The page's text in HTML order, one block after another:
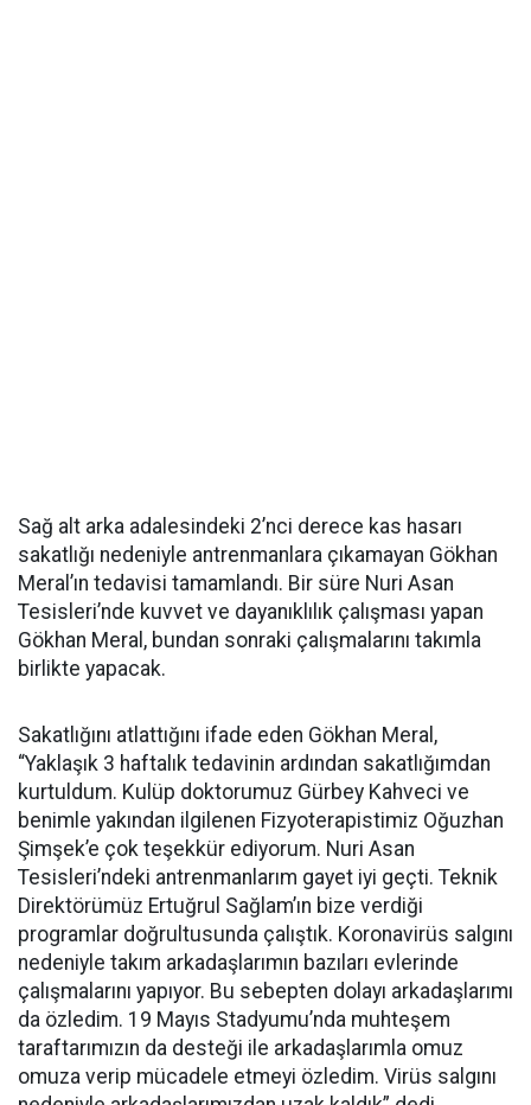
Sağ alt arka adalesindeki 2’nci derece kas hasarı
sakatlığı nedeniyle antrenmanlara çıkamayan Gökhan
Meral’ın tedavisi tamamlandı. Bir süre Nuri Asan
Tesisleri’nde kuvvet ve dayanıklılık çalışması yapan
Gökhan Meral, bundan sonraki çalışmalarını takımla
birlikte yapacak.
Sakatlığını atlattığını ifade eden Gökhan Meral,
“Yaklaşık 3 haftalık tedavinin ardından sakatlığımdan
kurtuldum. Kulüp doktorumuz Gürbey Kahveci ve
benimle yakından ilgilenen Fizyoterapistimiz Oğuzhan
Şimşek’e çok teşekkür ediyorum. Nuri Asan
Tesisleri’ndeki antrenmanlarım gayet iyi geçti. Teknik
Direktörümüz Ertuğrul Sağlam’ın bize verdiği
programlar doğrultusunda çalıştık. Koronavirüs salgını
nedeniyle takım arkadaşlarımın bazıları evlerinde
çalışmalarını yapıyor. Bu sebepten dolayı arkadaşlarımı
da özledim. 19 Mayıs Stadyumu’nda muhteşem
taraftarımızın da desteği ile arkadaşlarımla omuz
omuza verip mücadele etmeyi özledim. Virüs salgını